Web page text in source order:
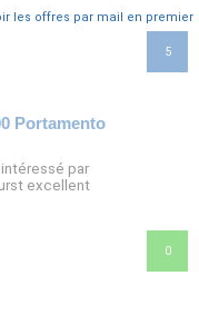
les offres par mail en premier
5
Portamento
par
excellent
0